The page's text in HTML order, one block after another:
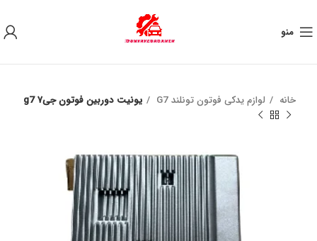
منو
خانه لوازم یدکی فوتون تونلند G7 یونیت دوربین فوتون جی۷ g7
به علت نوسان ارز ، لطفا قبل از خرید تماس بگیرید.